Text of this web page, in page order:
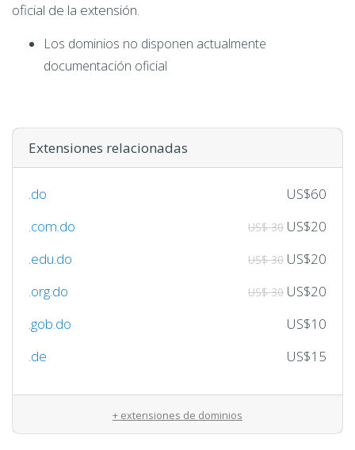
oficial de la extensión.
Los dominios no disponen actualmente
documentación oficial
Extensiones relacionadas
.do
US$60
.com.do
US$ 30 US$20
.edu.do
US$ 30 US$20
.org.do
US$ 30 US$20
.gob.do
US$10
.de
US$15
+ extensiones de dominios